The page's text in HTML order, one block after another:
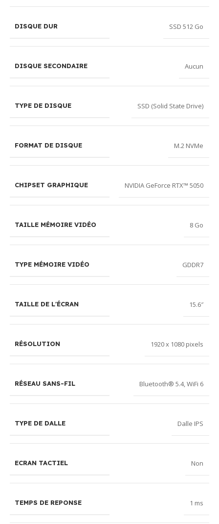
DISQUE DUR SSD 512 Go
DISQUE SECONDAIRE Aucun
TYPE DE DISQUE SSD (Solid State Drive)
FORMAT DE DISQUE M.2 NVMe
CHIPSET GRAPHIQUE NVIDIA GeForce RTX™ 5050
TAILLE MÉMOIRE VIDÉO 8 Go
TYPE MÉMOIRE VIDÉO GDDR7
TAILLE DE L'ÉCRAN 15.6″
RÉSOLUTION 1920 x 1080 pixels
RÉSEAU SANS-FIL Bluetooth® 5.4,WiFi 6
TYPE DE DALLE Dalle IPS
ECRAN TACTIEL Non
TEMPS DE REPONSE 1 ms